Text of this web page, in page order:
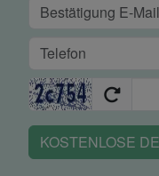
KOSTENLOSE